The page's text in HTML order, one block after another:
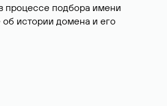
процессе подбора имени
истории домена и его